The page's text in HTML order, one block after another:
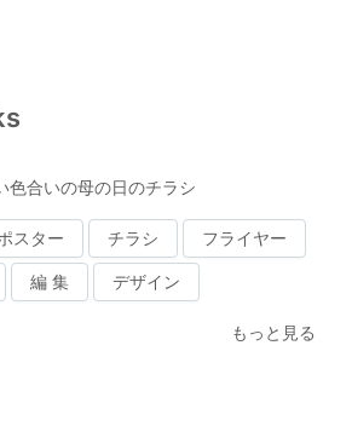
色合いの母の日のチラシ
スター チラシ フライヤー
編 集 デザイン
もっと見る